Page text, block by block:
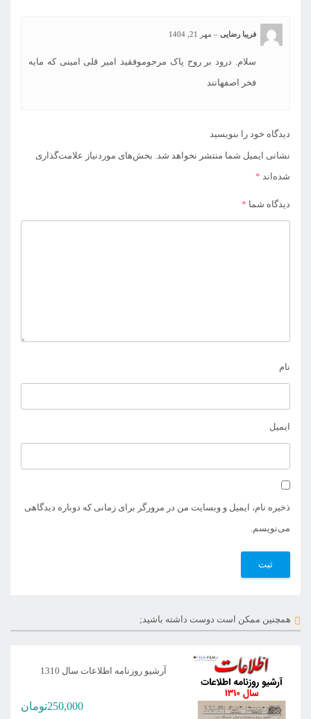
فریبا رضایی – مهر 21, 1404
سلام. درود بر روح پاک مرحوموفقید امیر قلی امینی که مایه
فخر اصفهانند
دیدگاه خود را بنویسید
نشانی ایمیل شما منتشر نخواهد شد. بخش‌های موردنیاز علامت‌گذاری
شده‌اند *
دیدگاه شما *
نام
ایمیل
ذخیره نام، ایمیل و وبسایت من در مرورگر برای زمانی که دوباره دیدگاهی
می‌نویسم.
همچنین ممکن است دوست داشته باشید;
آرشیو روزنامه اطلاعات سال 1310
250,000تومان